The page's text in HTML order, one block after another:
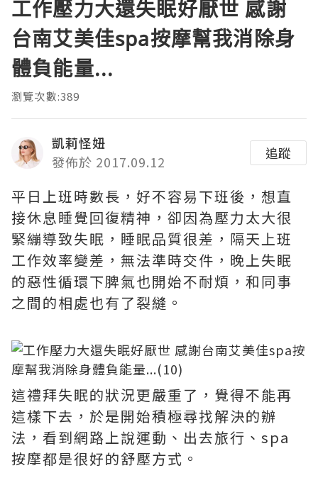
工作壓力大還失眠好厭世 感謝
台南艾美佳spa按摩幫我消除身
體負能量...
瀏覽次數:389
凱莉怪妞
發佈於 2017.09.12
追蹤
平日上班時數長，好不容易下班後，想直
接休息睡覺回復精神，卻因為壓力太大很
緊繃導致失眠，睡眠品質很差，隔天上班
工作效率變差，無法準時交件，晚上失眠
的惡性循環下脾氣也開始不耐煩，和同事
之間的相處也有了裂縫。
這禮拜失眠的狀況更嚴重了，覺得不能再
這樣下去，於是開始積極尋找解決的辦
法，看到網路上說運動、出去旅行、spa
按摩都是很好的舒壓方式。